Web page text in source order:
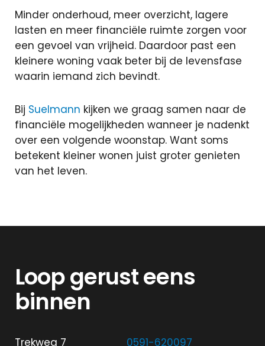
Minder onderhoud, meer overzicht, lagere
lasten en meer financiële ruimte zorgen voor
een gevoel van vrijheid. Daardoor past een
kleinere woning vaak beter bij de levensfase
waarin iemand zich bevindt.
Bij Suelmann kijken we graag samen naar de
financiële mogelijkheden wanneer je nadenkt
over een volgende woonstap. Want soms
betekent kleiner wonen juist groter genieten
van het leven.
Loop gerust eens
binnen
Trekweg 7
0591-620097